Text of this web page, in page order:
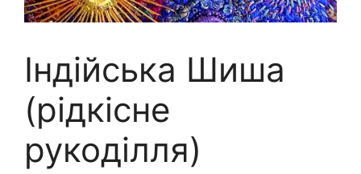
Індійська Шиша
(рідкісне
рукоділля)